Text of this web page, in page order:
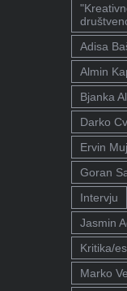
Adisa
Almin
Bjanka
Darko
Ervin
Goran
Intervju
Jasmin
Kritika/
Marko